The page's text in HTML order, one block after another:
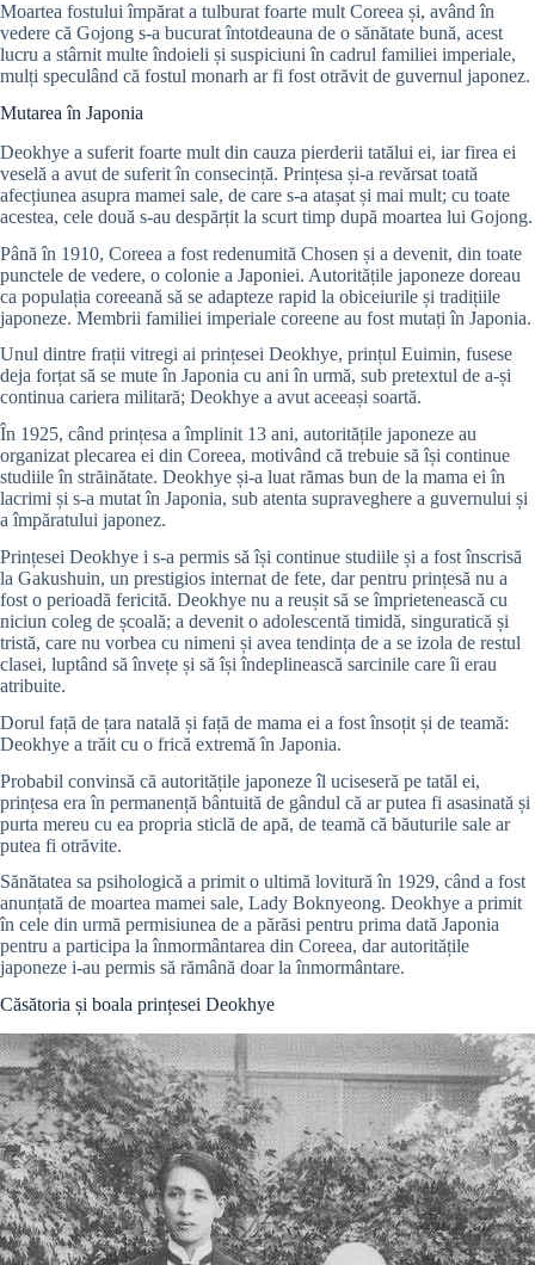
Moartea fostului împărat a tulburat foarte mult Coreea și, având în
vedere că Gojong s-a bucurat întotdeauna de o sănătate bună, acest
lucru a stârnit multe îndoieli și suspiciuni în cadrul familiei imperiale,
mulți speculând că fostul monarh ar fi fost otrăvit de guvernul japonez.
Mutarea în Japonia
Deokhye a suferit foarte mult din cauza pierderii tatălui ei, iar firea ei
veselă a avut de suferit în consecință. Prințesa și-a revărsat toată
afecțiunea asupra mamei sale, de care s-a atașat și mai mult; cu toate
acestea, cele două s-au despărțit la scurt timp după moartea lui Gojong.
Până în 1910, Coreea a fost redenumită Chosen și a devenit, din toate
punctele de vedere, o colonie a Japoniei. Autoritățile japoneze doreau
ca populația coreeană să se adapteze rapid la obiceiurile și tradițiile
japoneze. Membrii familiei imperiale coreene au fost mutați în Japonia.
Unul dintre frații vitregi ai prințesei Deokhye, prințul Euimin, fusese
deja forțat să se mute în Japonia cu ani în urmă, sub pretextul de a-și
continua cariera militară; Deokhye a avut aceeași soartă.
În 1925, când prințesa a împlinit 13 ani, autoritățile japoneze au
organizat plecarea ei din Coreea, motivând că trebuie să își continue
studiile în străinătate. Deokhye și-a luat rămas bun de la mama ei în
lacrimi și s-a mutat în Japonia, sub atenta supraveghere a guvernului și
a împăratului japonez.
Prințesei Deokhye i s-a permis să își continue studiile și a fost înscrisă
la Gakushuin, un prestigios internat de fete, dar pentru prințesă nu a
fost o perioadă fericită. Deokhye nu a reușit să se împrietenească cu
niciun coleg de școală; a devenit o adolescentă timidă, singuratică și
tristă, care nu vorbea cu nimeni și avea tendința de a se izola de restul
clasei, luptând să învețe și să își îndeplinească sarcinile care îi erau
atribuite.
Dorul față de țara natală și față de mama ei a fost însoțit și de teamă:
Deokhye a trăit cu o frică extremă în Japonia.
Probabil convinsă că autoritățile japoneze îl uciseseră pe tatăl ei,
prințesa era în permanență bântuită de gândul că ar putea fi asasinată și
purta mereu cu ea propria sticlă de apă, de teamă că băuturile sale ar
putea fi otrăvite.
Sănătatea sa psihologică a primit o ultimă lovitură în 1929, când a fost
anunțată de moartea mamei sale, Lady Boknyeong. Deokhye a primit
în cele din urmă permisiunea de a părăsi pentru prima dată Japonia
pentru a participa la înmormântarea din Coreea, dar autoritățile
japoneze i-au permis să rămână doar la înmormântare.
Căsătoria și boala prințesei Deokhye